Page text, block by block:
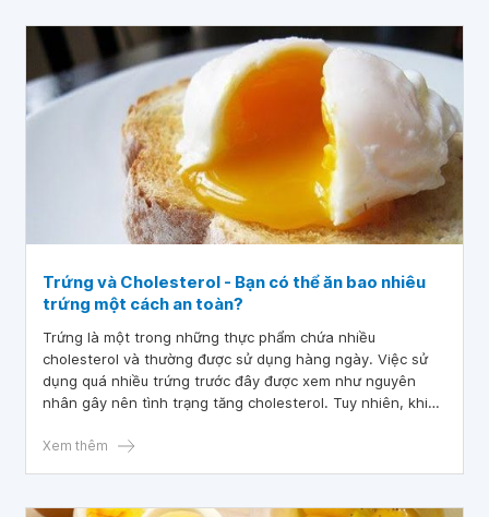
Trứng và Cholesterol - Bạn có thể ăn bao nhiêu
trứng một cách an toàn?
Trứng là một trong những thực phẩm chứa nhiều
cholesterol và thường được sử dụng hàng ngày. Việc sử
dụng quá nhiều trứng trước đây được xem như nguyên
nhân gây nên tình trạng tăng cholesterol. Tuy nhiên, khi
hướng sản xuất ít hơn. Vì lý do này, ăn một vài quả trứng
số lượng trứng bạn có thể ăn một cách an toàn mỗi ngày.
Xem thêm